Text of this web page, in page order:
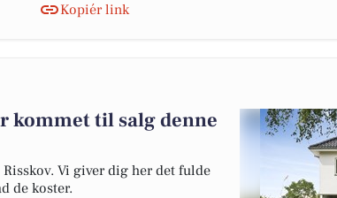
Kopiér link
kommet til salg denne
Vi giver dig her det fulde
de koster.